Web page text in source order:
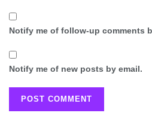
Notify me of follow-up comments
Notify me of new posts by email.